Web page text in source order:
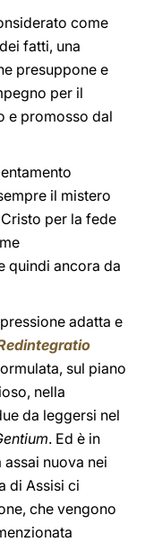
come
fatti, una
presuppone e
per il
e promosso dal
il mistero
per la fede
quindi ancora da
adatta e
sul piano
nella
da leggersi nel
. Ed è in
nuova nei
di Assisi ci
che vengono